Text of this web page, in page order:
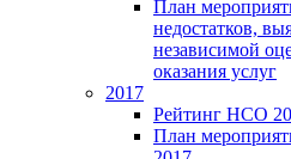
План
недостатков,
независимой
оказания услуг
2017
Рейтинг НСО
План